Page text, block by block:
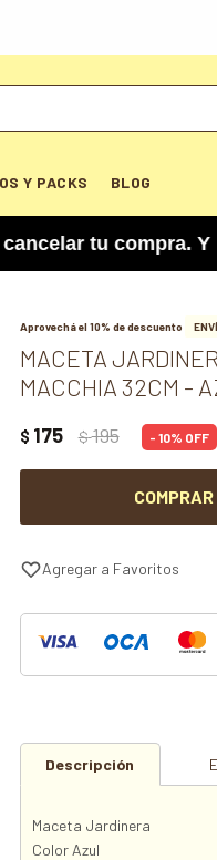
Y PACKS BLOG
tu compra. Y
Aprovechá el 10% de descuento
MACETA
MACCHIA 32CM -
$ 175 $195 10
COMPRAR
Descripción
Maceta Jardinera
Color Azul